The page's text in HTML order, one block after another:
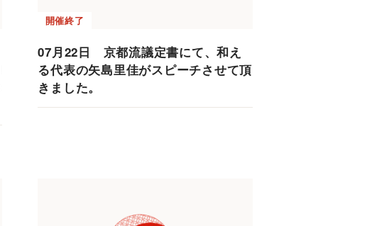
開催終了
07月22日 京都流議定書にて、和え
る代表の矢島里佳がスピーチさせて頂
きました。